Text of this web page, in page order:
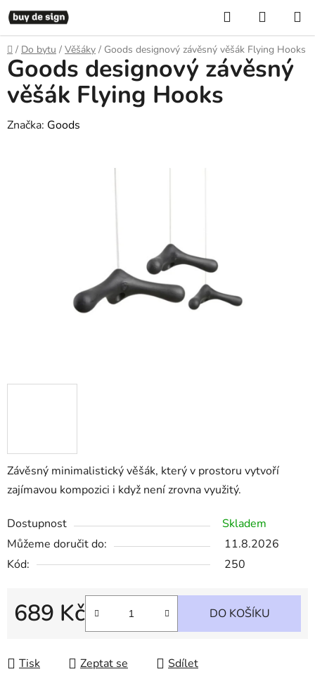
Přejít
na
obsah
Hledat
KOŠÍK
Domů
/ Do bytu / Věšáky / Goods designový závěsný věšák Flying Hooks
Závěsný minimalistický věšák, který v prostoru vytvoří
zajímavou kompozici i když není zrovna využitý.
Dostupnost
Skladem
Můžeme doručit do:
11.8.2026
Kód:
250
689 Kč DO KOŠÍKU
Tisk Zeptat se Sdílet
Goods designový závěsný
věšák Flying Hooks
Značka: Goods